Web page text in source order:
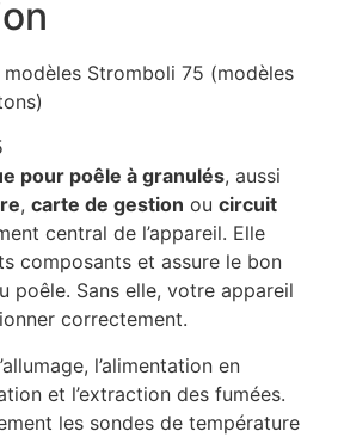
Stromboli 75 (modèles
pour poêle à granulés, aussi
, carte de gestion ou circuit
central de l’appareil. Elle
composants et assure le bon
poêle. Sans elle, votre appareil
correctement.
l’alimentation en
et l’extraction des fumées.
les sondes de température